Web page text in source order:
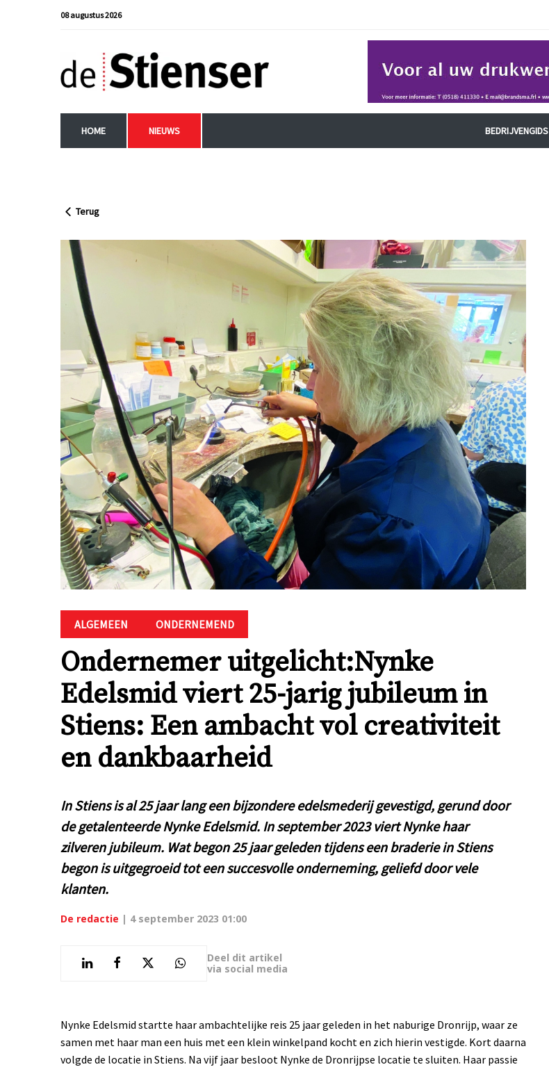
08 augustus 2026
HOME NIEUWS BEDRIJVENGIDS
Terug
ALGEMEEN ONDERNEMEND
Ondernemer uitgelicht:Nynke
Edelsmid viert 25-jarig jubileum in
Stiens: Een ambacht vol creativiteit
en dankbaarheid
In Stiens is al 25 jaar lang een bijzondere edelsmederij gevestigd, gerund door
de getalenteerde Nynke Edelsmid. In september 2023 viert Nynke haar
zilveren jubileum. Wat begon 25 jaar geleden tijdens een braderie in Stiens
begon is uitgegroeid tot een succesvolle onderneming, geliefd door vele
klanten.
De redactie | 4 september 2023 01:00
Deel dit artikel
via social media
Nynke Edelsmid startte haar ambachtelijke reis 25 jaar geleden in het naburige Dronrijp, waar ze
samen met haar man een huis met een klein winkelpand kocht en zich hierin vestigde. Kort daarna
volgde de locatie in Stiens. Na vijf jaar besloot Nynke de Dronrijpse locatie te sluiten. Haar passie